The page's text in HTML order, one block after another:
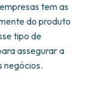
tem as
do produto
tipo de
assegurar a
negócios.